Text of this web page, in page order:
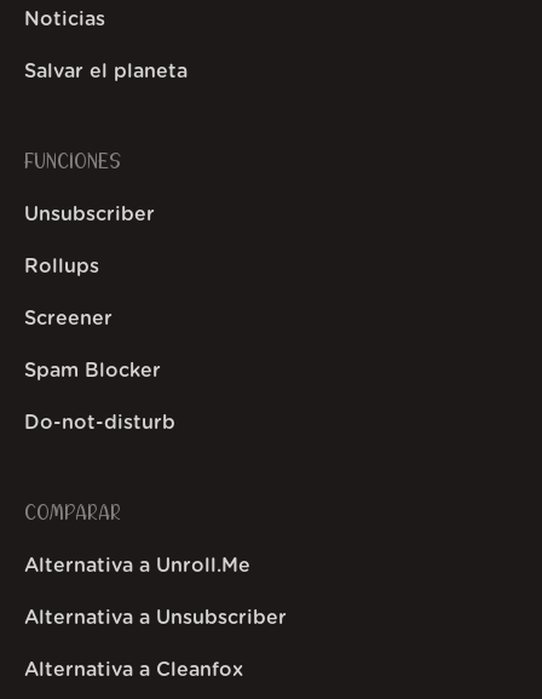
Noticias
Salvar el planeta
FUNCIONES
Unsubscriber
Rollups
Screener
Spam Blocker
Do-not-disturb
COMPARAR
Alternativa a Unroll.Me
Alternativa a Unsubscriber
Alternativa a Cleanfox